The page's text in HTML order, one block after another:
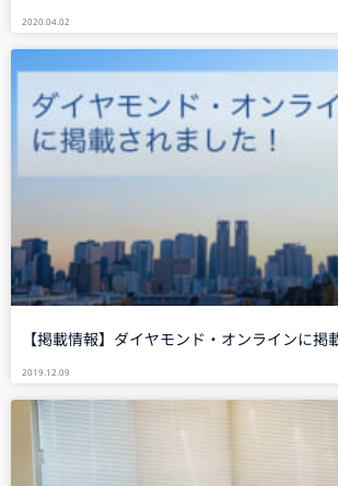
2020.04.02
【掲載情報】ダイヤモンド・オンラインに掲
2019.12.09